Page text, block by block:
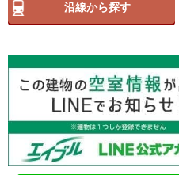
沿線から探す